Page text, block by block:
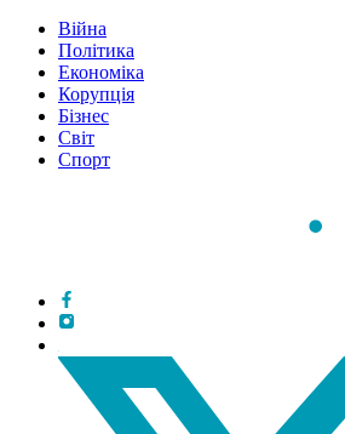
Війна
Політика
Економіка
Корупція
Бізнес
Світ
Спорт